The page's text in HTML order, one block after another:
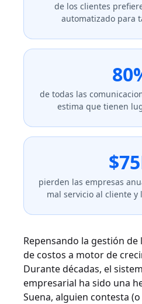
de los clientes
automatizado para
de todas las
estima que tienen
pierden las empresas
mal servicio al cliente y
Repensando la gestión
de costos a motor de
Durante décadas, el
empresarial ha sido una
Suena, alguien contesta